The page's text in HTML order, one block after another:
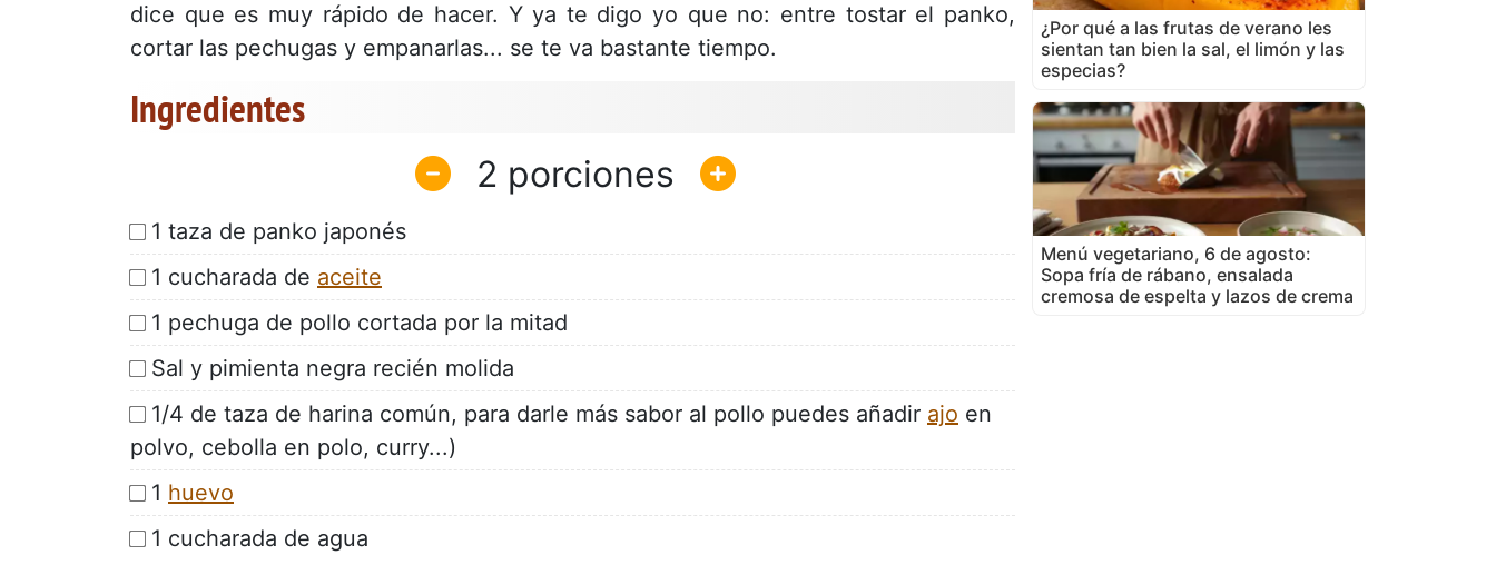
dice que es muy rápido de hacer. Y ya te digo yo que no: entre tostar el panko,
cortar las pechugas y empanarlas... se te va bastante tiempo.
Ingredientes
2
1 taza de panko japonés
1 cucharada de aceite
1 pechuga de pollo cortada por la mitad
Sal y pimienta negra recién molida
1/4 de taza de harina común, para darle más sabor al pollo puedes añadir ajo en
polvo, cebolla en polo, curry...)
1 huevo
1 cucharada de agua
¿Por qué a las frutas de verano les
sientan tan bien la sal, el limón y las
especias?
Menú vegetariano, 6 de agosto:
Sopa fría de rábano, ensalada
cremosa de espelta y lazos de crema